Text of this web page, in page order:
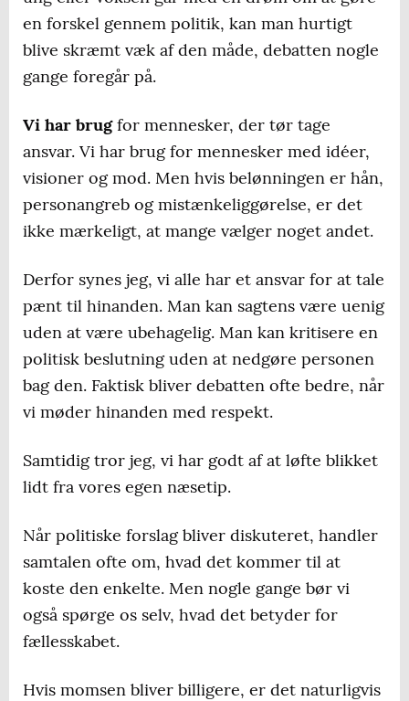
en forskel gennem politik, kan man hurtigt
blive skræmt væk af den måde, debatten nogle
gange foregår på.
Vi har brugfor mennesker, der tør tage
ansvar. Vi har brug for mennesker med idéer,
visioner og mod. Men hvis belønningen er hån,
personangreb og mistænkeliggørelse, er det
ikke mærkeligt, at mange vælger noget andet.
Derfor synes jeg, vi alle har et ansvar for at tale
pænt til hinanden. Man kan sagtens være uenig
uden at være ubehagelig. Man kan kritisere en
politisk beslutning uden at nedgøre personen
bag den. Faktisk bliver debatten ofte bedre, når
vi møder hinanden med respekt.
Samtidig tror jeg, vi har godt af at løfte blikket
lidt fra vores egen næsetip.
Når politiske forslag bliver diskuteret, handler
samtalen ofte om, hvad det kommer til at
koste den enkelte. Men nogle gange bør vi
også spørge os selv, hvad det betyder for
fællesskabet.
Hvis momsen bliver billigere, er det naturligvis